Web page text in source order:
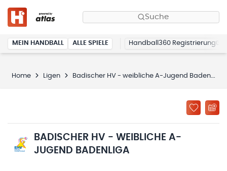
Suche
MEIN HANDBALL ALLE SPIELE Handball360 Registrierung
Home Ligen Badischer HV - weibliche A-Jugend Badenliga
BADISCHER HV - WEIBLICHE A-
JUGEND BADENLIGA